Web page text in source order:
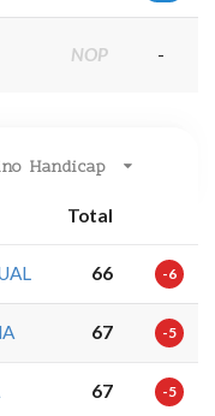
NOP -
Handicap
Total
66 -6
67 -5
67 -5